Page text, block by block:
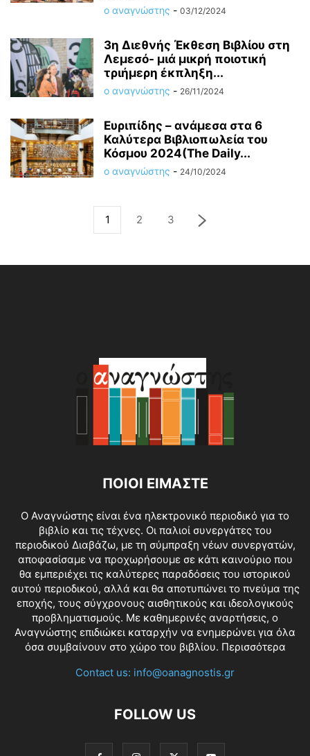
ο αναγνώστης - 03/12/2024
3η Διεθνής Έκθεση Βιβλίου στη
Λεμεσό- μιά μικρή ποιοτική
τριήμερη έκπληξη...
ο αναγνώστης - 26/11/2024
Ευριπίδης – ανάμεσα στα 6
Καλύτερα Βιβλιοπωλεία του
Κόσμου 2024(The Daily...
ο αναγνώστης - 24/10/2024
1 2 3
ΠΟΙΟΙ ΕΙΜΑΣΤΕ
O Αναγνώστης είναι ένα ηλεκτρονικό περιοδικό για το
βιβλίο και τις τέχνες. Οι παλιοί συνεργάτες του
περιοδικού Διαβάζω, με τη σύμπραξη νέων συνεργατών,
αποφασίσαμε να προχωρήσουμε σε κάτι καινούριο που
θα εμπεριέχει τις καλύτερες παραδόσεις του ιστορικού
αυτού περιοδικού, αλλά και θα αποτυπώνει το πνεύμα της
εποχής, τους σύγχρονους αισθητικούς και ιδεολογικούς
προβληματισμούς. Με καθημερινές αναρτήσεις, ο
Αναγνώστης επιδιώκει καταρχήν να ενημερώνει για όλα
όσα συμβαίνουν στο χώρο του βιβλίου. Περισσότερα
Contact us: info@oanagnostis.gr
FOLLOW US